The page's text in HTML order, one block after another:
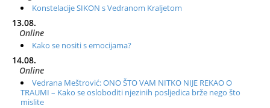
Konstelacije SIKON s Vedranom Kraljetom
13.08.
Online
Kako se nositi s emocijama?
14.08.
Online
Vedrana Meštrović: ONO ŠTO VAM NITKO NIJE REKAO O
TRAUMI – Kako se osloboditi njezinih posljedica brže nego što
mislite